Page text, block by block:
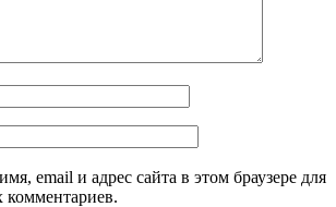
email и адрес сайта в этом браузере для